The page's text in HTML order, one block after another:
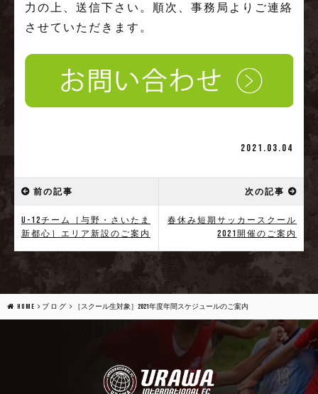
力の上、送信下さい。順次、事務局よりご連絡
させていただきます。
2021.03.04
前の記事
U-12チーム［与野・さいたま
新都心］エリア新設のご案内
次の記事
春休み短期サッカースクール
2021開催のご案内
HOME ブログ ［スクール生対象］2021年度年間スケジュールのご案内